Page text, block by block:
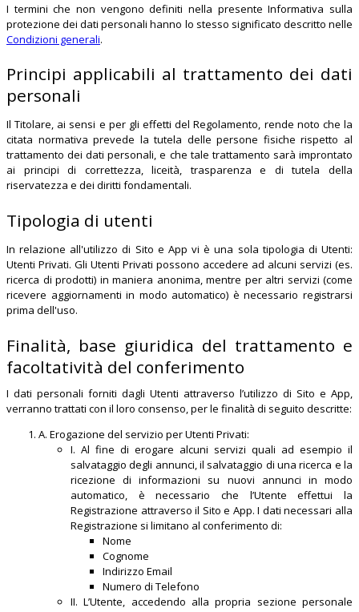
I termini che non vengono definiti nella presente Informativa sulla
protezione dei dati personali hanno lo stesso significato descritto nelle
Condizioni generali.
Principi applicabili al trattamento dei dati
personali
Il Titolare, ai sensi e per gli effetti del Regolamento, rende noto che la
citata normativa prevede la tutela delle persone fisiche rispetto al
trattamento dei dati personali, e che tale trattamento sarà improntato
ai principi di correttezza, liceità, trasparenza e di tutela della
riservatezza e dei diritti fondamentali.
Tipologia di utenti
In relazione all'utilizzo di Sito e App vi è una sola tipologia di Utenti:
Utenti Privati. Gli Utenti Privati possono accedere ad alcuni servizi (es.
ricerca di prodotti) in maniera anonima, mentre per altri servizi (come
ricevere aggiornamenti in modo automatico) è necessario registrarsi
prima dell'uso.
Finalità, base giuridica del trattamento e
facoltatività del conferimento
I dati personali forniti dagli Utenti attraverso l’utilizzo di Sito e App,
verranno trattati con il loro consenso, per le finalità di seguito descritte:
A. Erogazione del servizio per Utenti Privati:
I. Al fine di erogare alcuni servizi quali ad esempio il
salvataggio degli annunci, il salvataggio di una ricerca e la
ricezione di informazioni su nuovi annunci in modo
automatico, è necessario che l’Utente effettui la
Registrazione attraverso il Sito e App. I dati necessari alla
Registrazione si limitano al conferimento di:
Nome
Cognome
Indirizzo Email
Numero di Telefono
II. L’Utente, accedendo alla propria sezione personale